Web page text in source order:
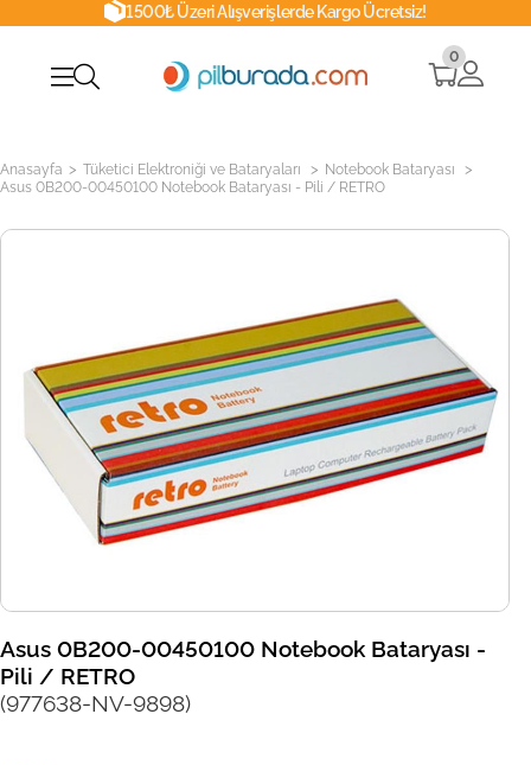
1500₺ Üzeri Alışverişlerde Kargo Ücretsiz!
0
Anasayfa > Tüketici Elektroniği ve Bataryaları > Notebook Bataryası >
Asus 0B200-00450100 Notebook Bataryası - Pili / RETRO
Asus 0B200-00450100 Notebook Bataryası -
Pili / RETRO
(977638-NV-9898)